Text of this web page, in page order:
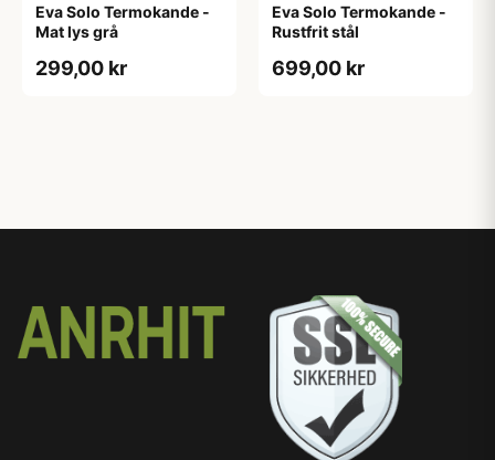
Eva Solo Termokande -
Mat lys grå
299,00 kr
Eva Solo Termokande -
Rustfrit stål
699,00 kr